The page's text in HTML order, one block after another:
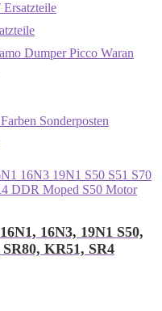
Dumper Picco Waran
Sonderposten
16N3, 19N1 S50,
SR80, KR51, SR4